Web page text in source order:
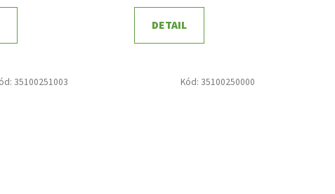
DETAIL
35100251003 Kód: 35100250000